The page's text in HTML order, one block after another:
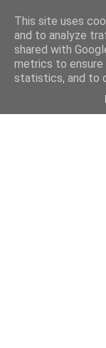
This site uses
and to analyze
shared with
metrics to ensure
statistics, and to